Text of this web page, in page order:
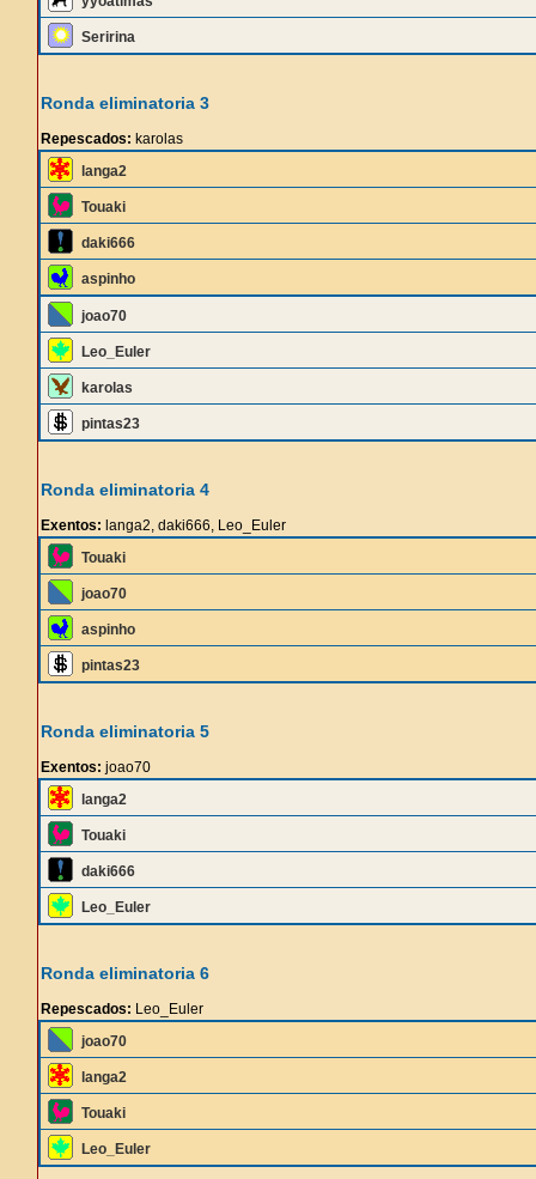
Seririna
Ronda eliminatoria 3
Repescados: karolas
langa2
Touaki
daki666
aspinho
joao70
Leo_Euler
karolas
pintas23
Ronda eliminatoria 4
Exentos: langa2, daki666, Leo_Euler
Touaki
joao70
aspinho
pintas23
Ronda eliminatoria 5
Exentos: joao70
langa2
Touaki
daki666
Leo_Euler
Ronda eliminatoria 6
Repescados: Leo_Euler
joao70
langa2
Touaki
Leo_Euler